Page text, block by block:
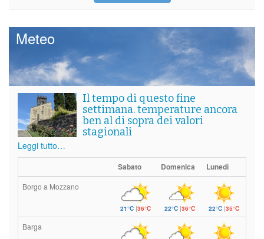
Meteo
Il tempo di questo fine
settimana. temperature ancora
ben al di sopra dei valori
stagionali
Leggi tutto…
Sabato Domenica Lunedì
Borgo a Mozzano
21°C|36°C 22°C|36°C 22°C |35°C
Barga